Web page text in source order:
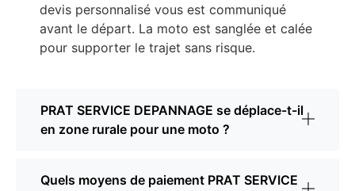
devis personnalisé vous est communiqué
avant le départ. La moto est sanglée et calée
pour supporter le trajet sans risque.
PRAT SERVICE DEPANNAGE se déplace-t-il
en zone rurale pour une moto ?
Quels moyens de paiement PRAT SERVICE